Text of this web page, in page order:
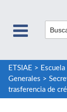
ETSIAE > Escuela
Generales >
trasferencia de